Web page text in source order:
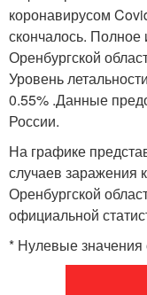
коронавирусом
скончалось. Полное
Оренбургской
Уровень
0.55% .Данные
России.
На графике
случаев заражения
Оренбургской
официальной
* Нулевые значения